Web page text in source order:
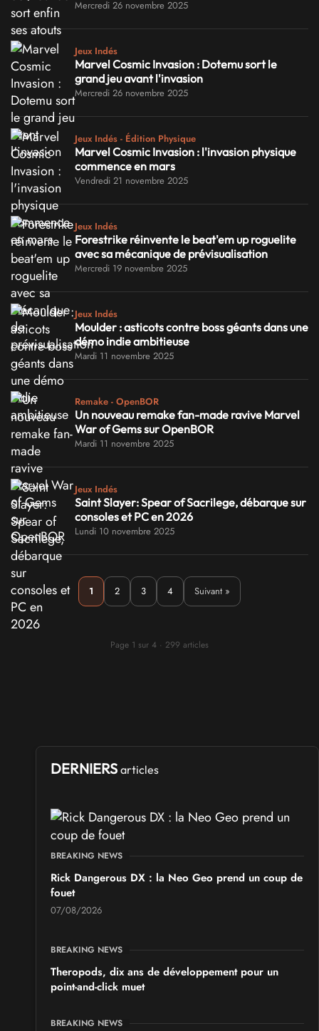
Mercredi 26 novembre 2025
Jeux Indés
Marvel Cosmic Invasion : Dotemu sort le
grand jeu avant l'invasion
Mercredi 26 novembre 2025
Jeux Indés - Édition Physique
Marvel Cosmic Invasion : l'invasion physique
commence en mars
Vendredi 21 novembre 2025
Jeux Indés
Forestrike réinvente le beat'em up roguelite
avec sa mécanique de prévisualisation
Mercredi 19 novembre 2025
Jeux Indés
Moulder : asticots contre boss géants dans une
démo indie ambitieuse
Mardi 11 novembre 2025
Remake - OpenBOR
Un nouveau remake fan-made ravive Marvel
War of Gems sur OpenBOR
Mardi 11 novembre 2025
Jeux Indés
Saint Slayer: Spear of Sacrilege, débarque sur
consoles et PC en 2026
Lundi 10 novembre 2025
1 2 3 4 Suivant »
Page 1 sur 4 · 299 articles
DERNIERS articles
BREAKING NEWS
Rick Dangerous DX : la Neo Geo prend un coup de
fouet
07/08/2026
BREAKING NEWS
Theropods, dix ans de développement pour un
point-and-click muet
BREAKING NEWS